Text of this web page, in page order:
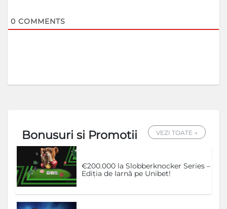
0 COMMENTS
Bonusuri si Promotii VEZI TOATE →
€200.000 la Slobberknocker Series –
Ediția de Iarnă pe Unibet!